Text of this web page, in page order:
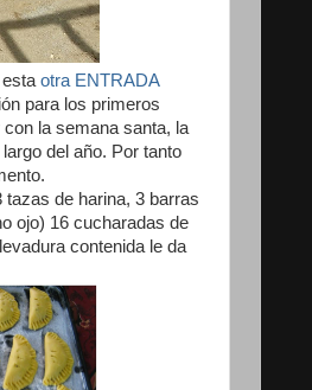
otra ENTRADA
para los primeros
la semana santa, la
del año. Por tanto
tazas de harina, 3 barras
ojo) 16 cucharadas de
contenida le da